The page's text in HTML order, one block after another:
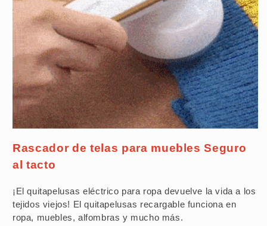
Rascador de telas para muebles Seguro
al tacto
¡El quitapelusas eléctrico para ropa devuelve la vida a los
tejidos viejos! El quitapelusas recargable funciona en
ropa, muebles, alfombras y mucho más.